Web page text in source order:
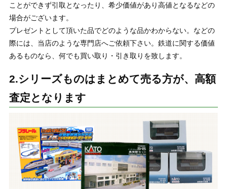
ことができず引取となったり、希少価値があり高値となるなどの
場合がございます。
プレゼントとして頂いた品でどのような品かわからない。などの
際には、当店のような専門店へご依頼下さい。鉄道に関する価値
あるものなら、何でも買い取り・引き取りを致します。
2.シリーズものはまとめて売る方が、高額
査定となります